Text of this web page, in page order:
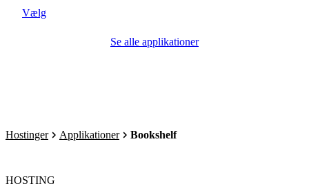
Vælg
Se alle applikationer
Hostinger Applikationer Bookshelf
HOSTING